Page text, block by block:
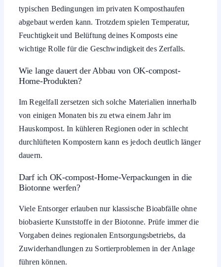
typischen Bedingungen im privaten Komposthaufen
abgebaut werden kann. Trotzdem spielen Temperatur,
Feuchtigkeit und Belüftung deines Komposts eine
wichtige Rolle für die Geschwindigkeit des Zerfalls.
Wie lange dauert der Abbau von OK-compost-
Home-Produkten?
Im Regelfall zersetzen sich solche Materialien innerhalb
von einigen Monaten bis zu etwa einem Jahr im
Hauskompost. In kühleren Regionen oder in schlecht
durchlüfteten Kompostern kann es jedoch deutlich länger
dauern.
Darf ich OK-compost-Home-Verpackungen in die
Biotonne werfen?
Viele Entsorger erlauben nur klassische Bioabfälle ohne
biobasierte Kunststoffe in der Biotonne. Prüfe immer die
Vorgaben deines regionalen Entsorgungsbetriebs, da
Zuwiderhandlungen zu Sortierproblemen in der Anlage
führen können.